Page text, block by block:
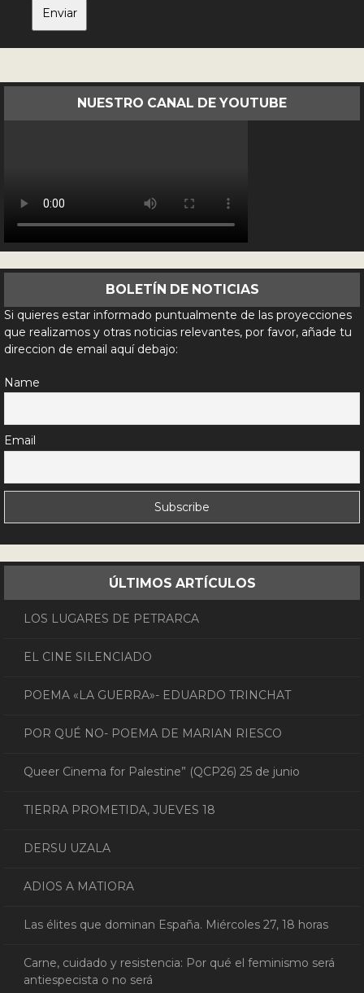
NUESTRO CANAL DE YOUTUBE
BOLETÍN DE NOTICIAS
Si quieres estar informado puntualmente de las proyecciones
que realizamos y otras noticias relevantes, por favor, añade tu
direccion de email aquí debajo:
Name
Email
ÚLTIMOS ARTÍCULOS
LOS LUGARES DE PETRARCA
EL CINE SILENCIADO
POEMA «LA GUERRA»- EDUARDO TRINCHAT
POR QUÉ NO- POEMA DE MARIAN RIESCO
Queer Cinema for Palestine” (QCP26) 25 de junio
TIERRA PROMETIDA, JUEVES 18
DERSU UZALA
ADIOS A MATIORA
Las élites que dominan España. Miércoles 27, 18 horas
Carne, cuidado y resistencia: Por qué el feminismo será
antiespecista o no será